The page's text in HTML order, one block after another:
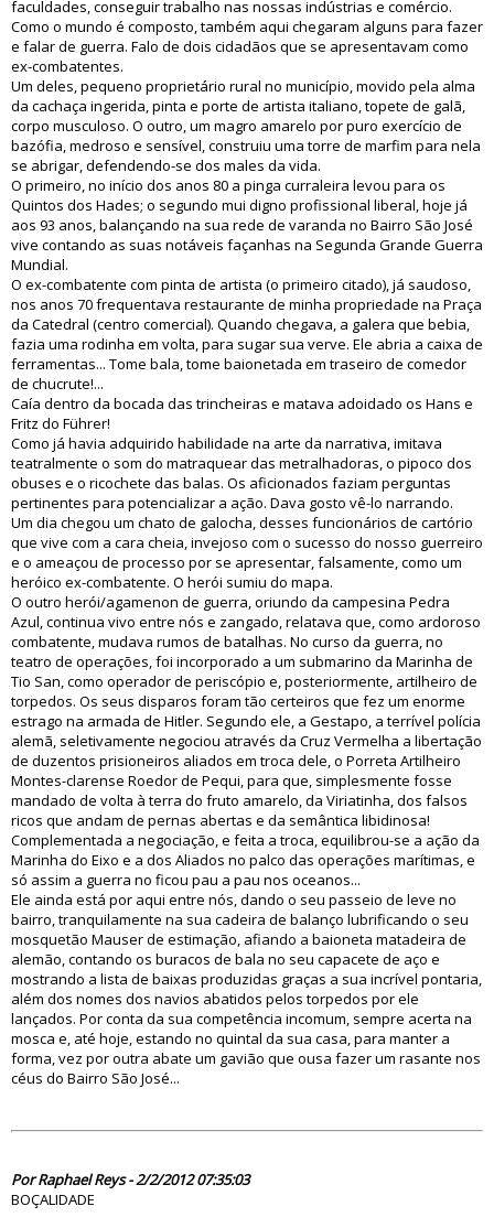
faculdades, conseguir trabalho nas nossas indústrias e comércio.
Como o mundo é composto, também aqui chegaram alguns para fazer
e falar de guerra. Falo de dois cidadãos que se apresentavam como
ex-combatentes.
Um deles, pequeno proprietário rural no município, movido pela alma
da cachaça ingerida, pinta e porte de artista italiano, topete de galã,
corpo musculoso. O outro, um magro amarelo por puro exercício de
bazófia, medroso e sensível, construiu uma torre de marfim para nela
se abrigar, defendendo-se dos males da vida.
O primeiro, no início dos anos 80 a pinga curraleira levou para os
Quintos dos Hades; o segundo mui digno profissional liberal, hoje já
aos 93 anos, balançando na sua rede de varanda no Bairro São José
vive contando as suas notáveis façanhas na Segunda Grande Guerra
Mundial.
O ex-combatente com pinta de artista (o primeiro citado), já saudoso,
nos anos 70 frequentava restaurante de minha propriedade na Praça
da Catedral (centro comercial). Quando chegava, a galera que bebia,
fazia uma rodinha em volta, para sugar sua verve. Ele abria a caixa de
ferramentas... Tome bala, tome baionetada em traseiro de comedor
de chucrute!...
Caía dentro da bocada das trincheiras e matava adoidado os Hans e
Fritz do Führer!
Como já havia adquirido habilidade na arte da narrativa, imitava
teatralmente o som do matraquear das metralhadoras, o pipoco dos
obuses e o ricochete das balas. Os aficionados faziam perguntas
pertinentes para potencializar a ação. Dava gosto vê-lo narrando.
Um dia chegou um chato de galocha, desses funcionários de cartório
que vive com a cara cheia, invejoso com o sucesso do nosso guerreiro
e o ameaçou de processo por se apresentar, falsamente, como um
heróico ex-combatente. O herói sumiu do mapa.
O outro herói/agamenon de guerra, oriundo da campesina Pedra
Azul, continua vivo entre nós e zangado, relatava que, como ardoroso
combatente, mudava rumos de batalhas. No curso da guerra, no
teatro de operações, foi incorporado a um submarino da Marinha de
Tio San, como operador de periscópio e, posteriormente, artilheiro de
torpedos. Os seus disparos foram tão certeiros que fez um enorme
estrago na armada de Hitler. Segundo ele, a Gestapo, a terrível polícia
alemã, seletivamente negociou através da Cruz Vermelha a libertação
de duzentos prisioneiros aliados em troca dele, o Porreta Artilheiro
Montes-clarense Roedor de Pequi, para que, simplesmente fosse
mandado de volta à terra do fruto amarelo, da Viriatinha, dos falsos
ricos que andam de pernas abertas e da semântica libidinosa!
Complementada a negociação, e feita a troca, equilibrou-se a ação da
Marinha do Eixo e a dos Aliados no palco das operações marítimas, e
só assim a guerra no ficou pau a pau nos oceanos...
Ele ainda está por aqui entre nós, dando o seu passeio de leve no
bairro, tranquilamente na sua cadeira de balanço lubrificando o seu
mosquetão Mauser de estimação, afiando a baioneta matadeira de
alemão, contando os buracos de bala no seu capacete de aço e
mostrando a lista de baixas produzidas graças a sua incrível pontaria,
além dos nomes dos navios abatidos pelos torpedos por ele
lançados. Por conta da sua competência incomum, sempre acerta na
mosca e, até hoje, estando no quintal da sua casa, para manter a
forma, vez por outra abate um gavião que ousa fazer um rasante nos
céus do Bairro São José...
Por Raphael Reys - 2/2/2012 07:35:03
BOÇALIDADE